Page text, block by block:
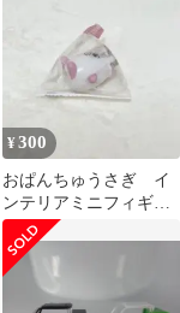
¥300
おぱんちゅうさぎ イ
ンテリアミニフィギュ
ア おぱんちゅ